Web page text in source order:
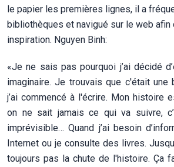
le papier les premières lignes, il a
bibliothèques et navigué sur le web afin
inspiration. Nguyen Binh:
«Je ne sais pas pourquoi j’ai décidé
imaginaire. Je trouvais que c'était une
j’ai commencé à l'écrire. Mon histoire
on ne sait jamais ce qui va suivre,
imprévisible… Quand j’ai besoin
Internet ou je consulte des livres.
toujours pas la chute de l'histoire. Ça